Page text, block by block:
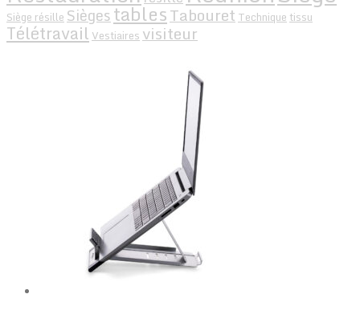
Siège résille SiègestablesTabouret Technique tissu
Télétravail Vestiaires visiteur